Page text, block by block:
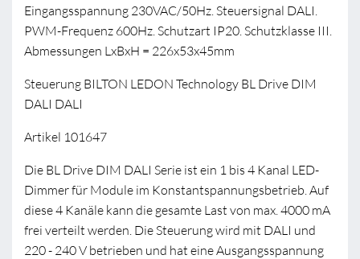
Eingangsspannung 230VAC/50Hz. Steuersignal DALI.
PWM-Frequenz 600Hz. Schutzart IP20. Schutzklasse III.
Abmessungen LxBxH = 226x53x45mm
Steuerung BILTON LEDON Technology BL Drive DIM
DALI DALI
Artikel 101647
Die BL Drive DIM DALI Serie ist ein 1 bis 4 Kanal LED-
Dimmer für Module im Konstantspannungsbetrieb. Auf
diese 4 Kanäle kann die gesamte Last von max. 4000 mA
frei verteilt werden. Die Steuerung wird mit DALI und
220 - 240 V betrieben und hat eine Ausgangsspannung